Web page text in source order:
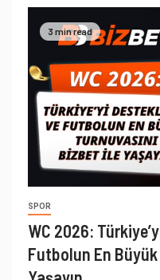
3 min read
SPOR
WC 2026:
Futbolun En